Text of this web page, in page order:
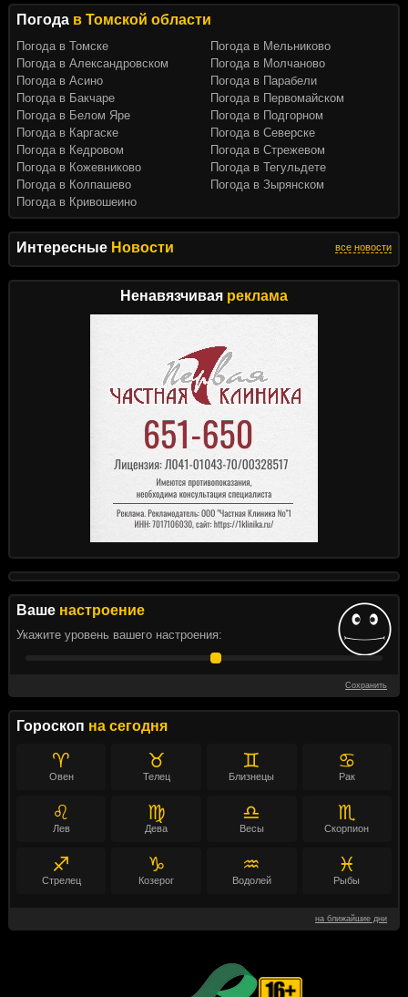
Интересные Новости все новости
Ненавязчивая реклама
Ваше настроение
Укажите уровень вашего настроения:
Сохранить
Гороскоп на сегодня
♈
Овен
♉
Телец
♊
Близнецы
♋
Рак
♌
Лев
♍
Дева
♎
Весы
♏
Скорпион
♐
Стрелец
♑
Козерог
♒
Водолей
♓
Рыбы
на ближайшие дни
Погода в Томской области
Погода в Томске
Погода в Александровском
Погода в Асино
Погода в Бакчаре
Погода в Белом Яре
Погода в Каргаске
Погода в Кедровом
Погода в Кожевниково
Погода в Колпашево
Погода в Кривошеино
Погода в Мельниково
Погода в Молчаново
Погода в Парабели
Погода в Первомайском
Погода в Подгорном
Погода в Северске
Погода в Стрежевом
Погода в Тегульдете
Погода в Зырянском